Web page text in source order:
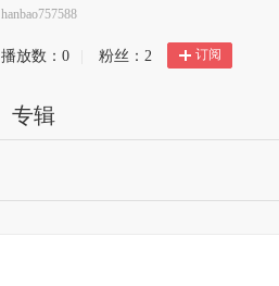
hanbao757588
播放数： 0 粉丝： 2 订阅
专辑